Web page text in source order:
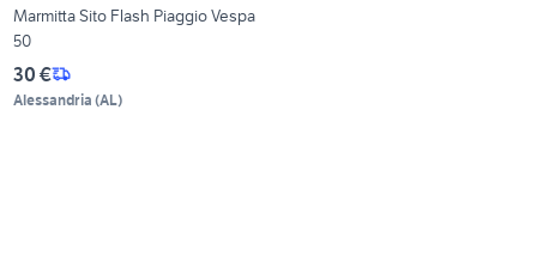
Marmitta Sito Flash Piaggio Vespa
50
30 €
Alessandria (AL)